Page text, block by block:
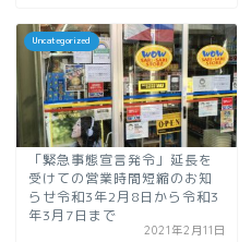
Uncategorized
「緊急事態宣言発令」延長を
受けての営業時間短縮のお知
らせ令和3年2月8日から令和3
年3月7日まで
2021年2月11日